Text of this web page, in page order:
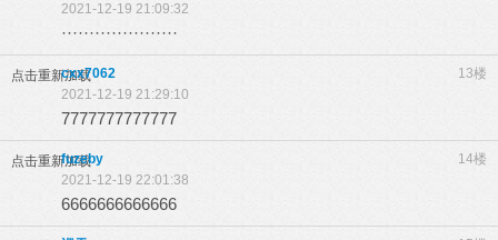
2021-12-19 21:09:32
·····················
点击重新加载 13楼
cxx7062
2021-12-19 21:29:10
7777777777777
点击重新加载 14楼
fuzeby
2021-12-19 22:01:38
6666666666666